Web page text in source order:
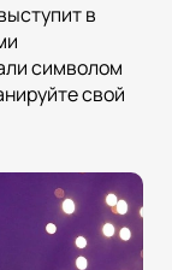
в
символом
свой